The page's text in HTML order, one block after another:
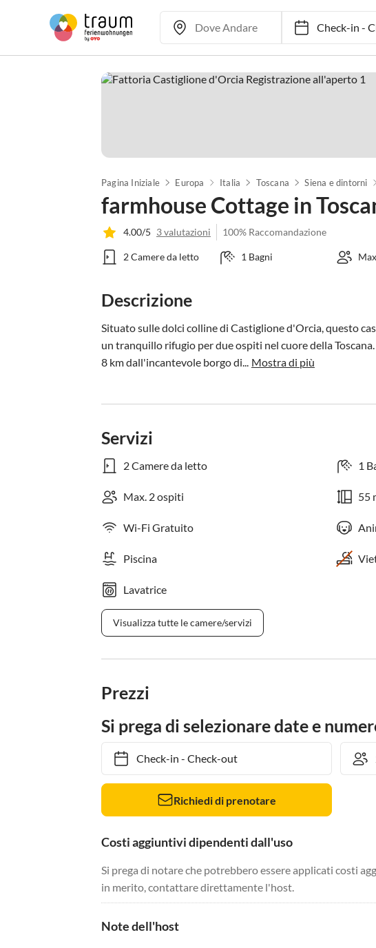
Check-in-
Pagina Iniziale Europa Italia Toscana Siena e dintorni
farmhouse Cottage in
4.00/5 3 valutazioni 100% Raccomandazione
2 Camere da letto 1 Bagni
Descrizione
Situato sulle dolci colline di Castiglione d'Orcia, questo
un tranquillo rifugio per due ospiti nel cuore della
8 km dall'incantevole borgo di... Mostra di più
Servizi
2 Camere da letto 1
Max. 2 ospiti 55
Wi-Fi Gratuito
Piscina
Lavatrice
Visualizza tutte le camere/servizi
Prezzi
Si prega di selezionare date e
Check-in- Check-out
Richiedi di prenotare
Costi aggiuntivi dipendenti dall'uso
Si prega di notare che potrebbero essere applicati costi
in merito, contattare direttamente l'host.
Note dell'host